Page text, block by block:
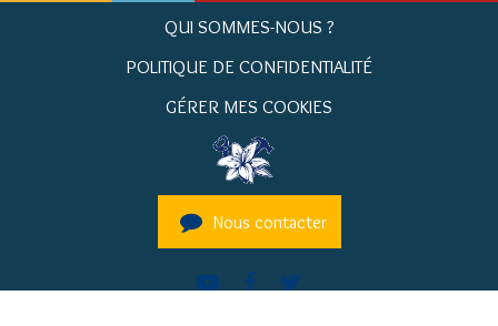
QUI SOMMES-NOUS ?
POLITIQUE DE CONFIDENTIALITÉ
GÉRER MES COOKIES
Nous contacter